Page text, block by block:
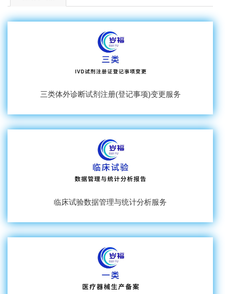
三类体外诊断试剂注册(登记事项)变更服务
临床试验数据管理与统计分析服务